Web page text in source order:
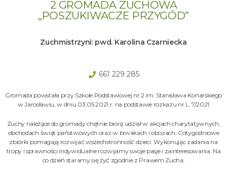
2 GROMADA ZUCHOWA
„POSZUKIWACZE PRZYGÓD”
Zuchmistrzyni: pwd. Karolina Czarniecka
661 229 285
Gromada powstała przy Szkole Podstawowej nr 2 im. Stanisława Konarskiego
w Jarosławiu, w dniu 03.05.2021 r. na podstawie rozkazu nr L. 7/2021
Zuchy należące do gromady chętnie biorą udział w akcjach charytatywnych,
obchodach świąt państwowych oraz w biwakach i obozach. Cotygodniowe
zbiórki pomagają rozwijać wszechstronność dzieci. Wykonując zadania na
tropy i sprawności indywidualne rozwijamy swoje pasje i zainteresowania. Na
co dzień staramy się żyć zgodnie z Prawem Zucha.